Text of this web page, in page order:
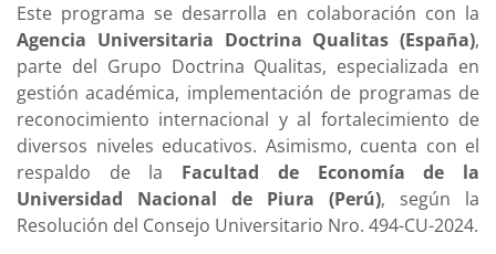
Este programa se desarrolla en colaboración con la
Agencia Universitaria Doctrina Qualitas (España),
parte del Grupo Doctrina Qualitas, especializada en
gestión académica, implementación de programas de
reconocimiento internacional y al fortalecimiento de
diversos niveles educativos. Asimismo, cuenta con el
respaldo de la Facultad de Economía de la
Universidad Nacional de Piura (Perú), según la
Resolución del Consejo Universitario Nro. 494-CU-2024.